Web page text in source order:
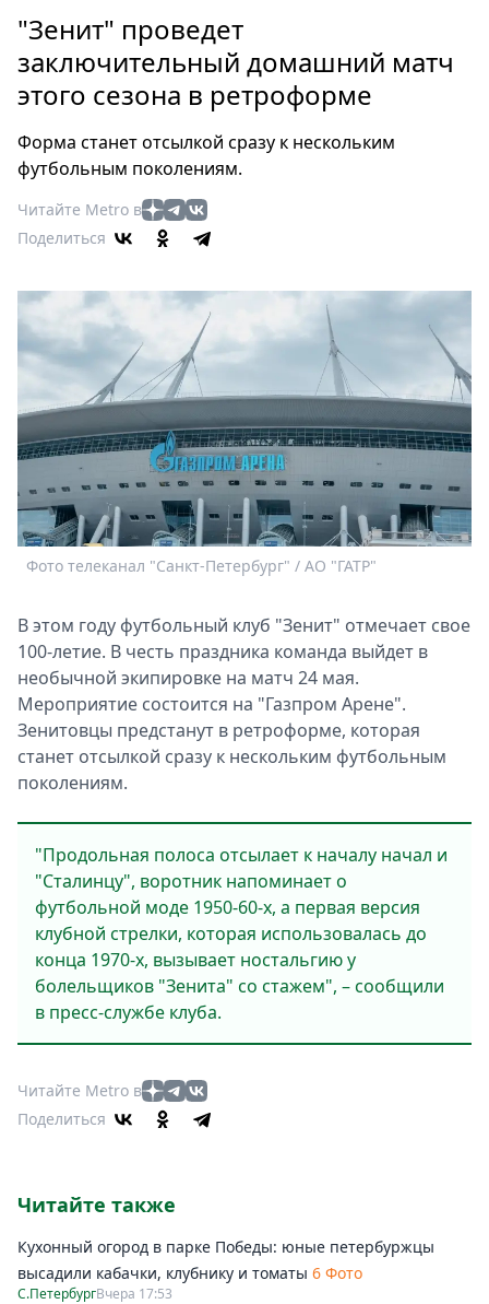
Россия
Мир
Здоровье
Туризм
Мода
Театр
Кино
Книги
Выставки
Пресс-
релизы
О
Metro
Стримы
Спецпроекты
Звезды
Выборы
Скачай
Metro
"Зенит" проведет
заключительный домашний матч
этого сезона в ретроформе
Форма станет отсылкой сразу к нескольким
футбольным поколениям.
Читайте Metro в
Поделиться
Фото телеканал "Санкт-Петербург" / АО "ГАТР"
В этом году футбольный клуб "Зенит" отмечает свое
100-летие. В честь праздника команда выйдет в
необычной экипировке на матч 24 мая.
Мероприятие состоится на "Газпром Арене".
Зенитовцы предстанут в ретроформе, которая
станет отсылкой сразу к нескольким футбольным
поколениям.
"Продольная полоса отсылает к началу начал и
"Сталинцу", воротник напоминает о
футбольной моде 1950-60-х, а первая версия
клубной стрелки, которая использовалась до
конца 1970-х, вызывает ностальгию у
болельщиков "Зенита" со стажем", – сообщили
в пресс-службе клуба.
Читайте Metro в
Поделиться
Читайте также
Кухонный огород в парке Победы: юные петербуржцы
высадили кабачки, клубнику и томаты 6 Фото
С.ПетербургВчера 17:53